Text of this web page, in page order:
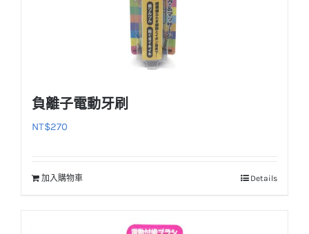
負離子電動牙刷
NT$270
加入購物車 Details